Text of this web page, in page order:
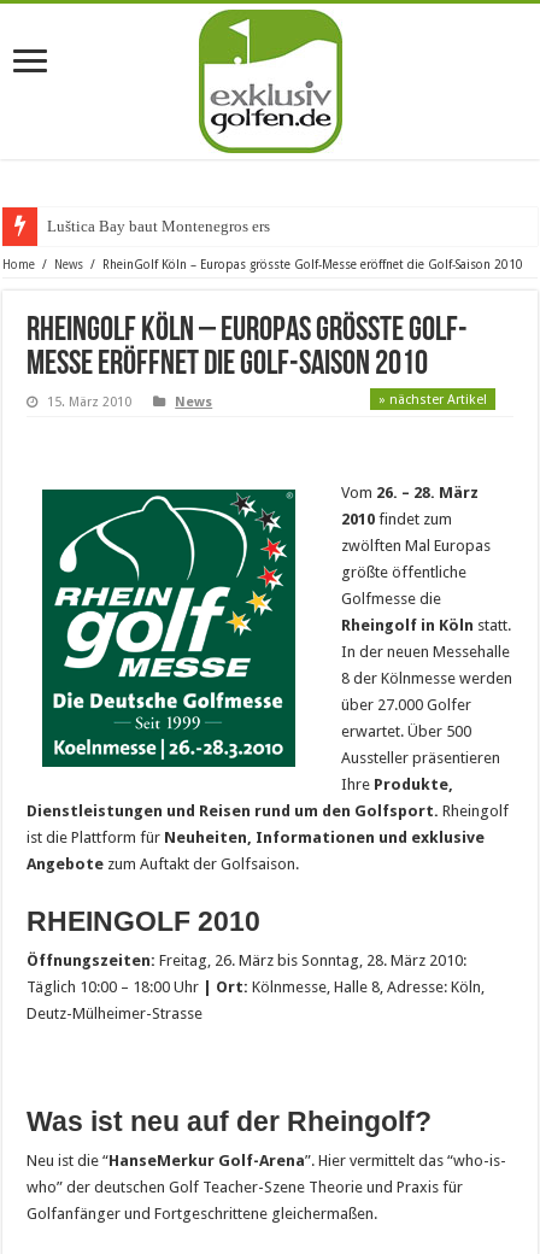
Luštica Bay baut Montenegros erste Golf-
Home / News / RheinGolf Köln – Europas grösste Golf-Messe eröffnet die Golf-Saison 2010
RheinGolf Köln – Europas grösste Golf-
Messe eröffnet die Golf-Saison 2010
15. März 2010 News » nächster Artikel
Vom 26. – 28. März
2010 findet zum
zwölften Mal Europas
größte öffentliche
Golfmesse die
Rheingolf in Köln statt.
In der neuen Messehalle
8 der Kölnmesse werden
über 27.000 Golfer
erwartet. Über 500
Aussteller präsentieren
Ihre Produkte,
Dienstleistungen und Reisen rund um den Golfsport. Rheingolf
ist die Plattform für Neuheiten, Informationen und exklusive
Angebote zum Auftakt der Golfsaison.
RHEINGOLF 2010
Öffnungszeiten: Freitag, 26. März bis Sonntag, 28. März 2010:
Täglich 10:00 – 18:00 Uhr | Ort: Kölnmesse, Halle 8, Adresse: Köln,
Deutz-Mülheimer-Strasse
Was ist neu auf der Rheingolf?
Neu ist die “HanseMerkur Golf-Arena”. Hier vermittelt das “who-is-
who” der deutschen Golf Teacher-Szene Theorie und Praxis für
Golfanfänger und Fortgeschrittene gleichermaßen.